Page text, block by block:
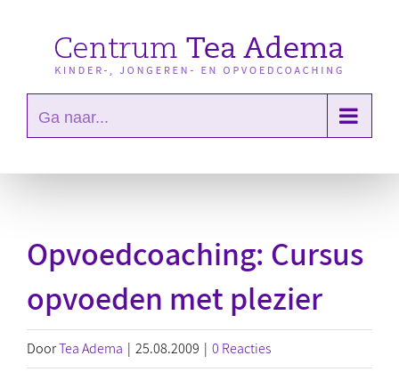
Ga naar...
Opvoedcoaching: Cursus
opvoeden met plezier
DoorTea Adema | 25.08.2009 | 0 Reacties